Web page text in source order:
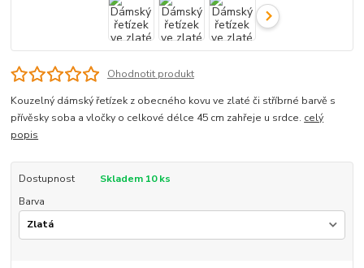
Ohodnotit produkt
Kouzelný dámský řetízek z obecného kovu ve zlaté či stříbrné barvě s
přívěsky soba a vločky o celkové délce 45 cm zahřeje u srdce. celý
popis
Dostupnost
Skladem 10 ks
Barva